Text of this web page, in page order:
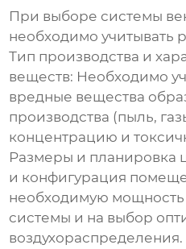
При выборе системы
необходимо учитывать
Тип производства и
веществ: Необходимо
вредные вещества
производства (пыль,
концентрацию и
Размеры и планировка
и конфигурация
необходимую
системы и на выбор
воздухораспределения.